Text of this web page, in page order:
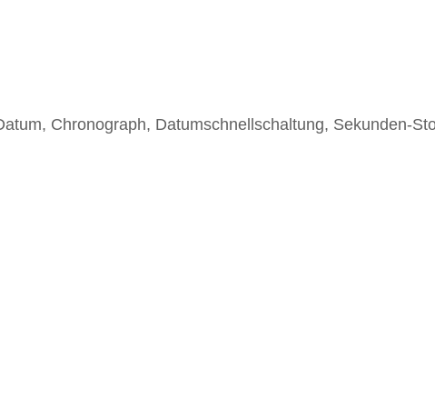
Chronograph, Datumschnellschaltung, Sekunden-